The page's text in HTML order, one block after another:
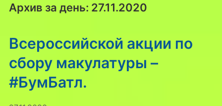
Архив за день: 27.11.2020
Всероссийской акции по
сбору макулатуры –
#БумБатл.